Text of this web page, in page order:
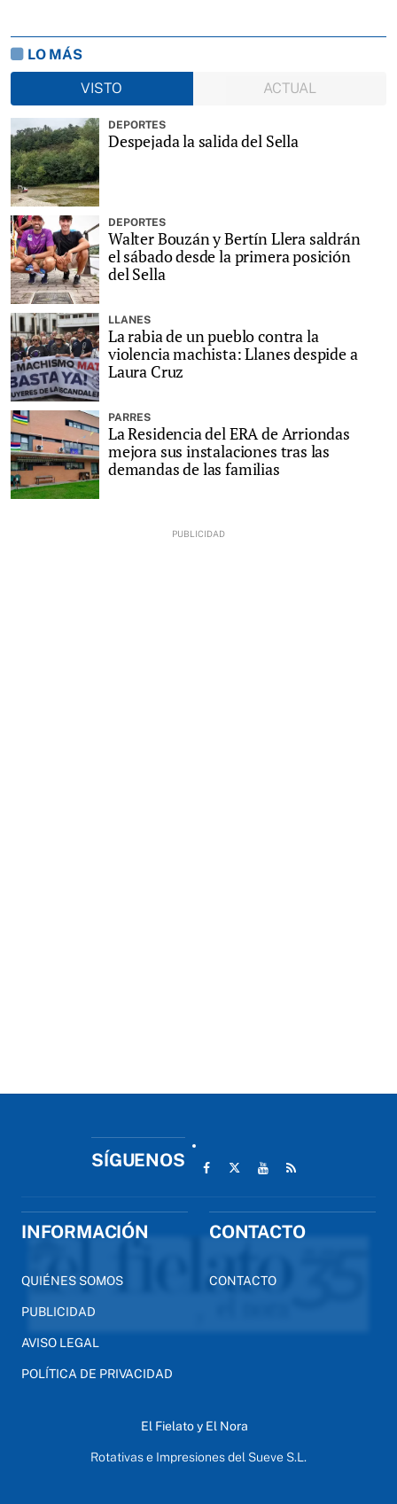
LO MÁS
VISTO
ACTUAL
DEPORTES
Despejada la salida del Sella
DEPORTES
Walter Bouzán y Bertín Llera saldrán
el sábado desde la primera posición
del Sella
LLANES
La rabia de un pueblo contra la
violencia machista: Llanes despide a
Laura Cruz
PARRES
La Residencia del ERA de Arriondas
mejora sus instalaciones tras las
demandas de las familias
SÍGUENOS
INFORMACIÓN
QUIÉNES SOMOS
PUBLICIDAD
AVISO LEGAL
POLÍTICA DE PRIVACIDAD
CONTACTO
CONTACTO
El Fielato y El Nora
Rotativas e Impresiones del Sueve S.L.